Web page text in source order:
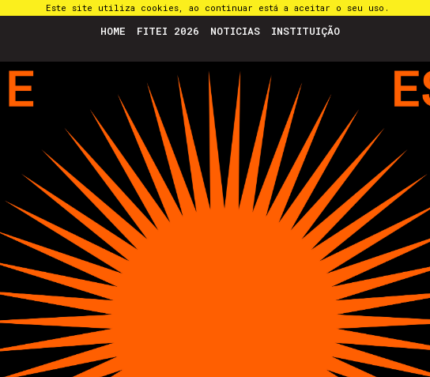
Este site utiliza cookies, ao continuar está a aceitar o seu uso.
HOME FITEI 2026 NOTICIAS INSTITUIÇÃO